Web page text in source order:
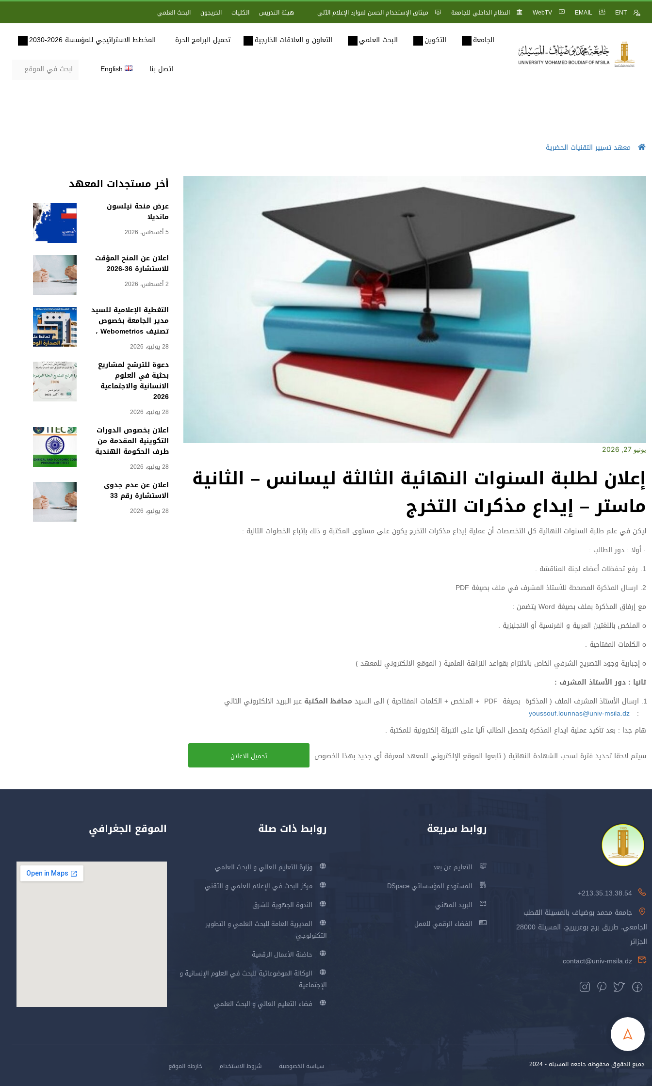
ENT
EMAIL
WebTV النظام الداخلي للجامعة ميثاق الإستخدام الحسن لموارد الإعلام الآلي هيئة التدريس الكليات الخريجون البحث العلمي
الجامعة التكوين البحث العلمي التعاون و العلاقات الخارجية تحميل البرامج الحرة المخطط الاستراتيجي للمؤسسة 2026-2030
اتصل بنا English
معهد تسيير التقنيات الحضرية
أخر مستجدات المعهد
عرض منحة نيلسون
مانديلا
5 أغسطس، 2026
اعلان عن المنح المؤقت
للاستشارة 36-2026
2 أغسطس، 2026
التغطية الإعلامية للسيد
مدير الجامعة بخصوص
تصنيف Webometrics ،
28 يوليو، 2026
دعوة للترشح لمشاريع
بحثية في العلوم
الانسانية والاجتماعية
2026
28 يوليو، 2026
اعلان بخصوص الدورات
التكوينية المقدمة من
طرف الحكومة الهندية
28 يوليو، 2026
اعلان عن عدم جدوى
الاستشارة رقم 33
28 يوليو، 2026
يونيو 27, 2026
إعلان لطلبة السنوات النهائية الثالثة ليسانس – الثانية
ماستر – إيداع مذكرات التخرج
ليكن في علم طلبة السنوات النهائية كل التخصصات أن عملية إيداع مذكرات التخرج يكون على مستوى المكتبة و ذلك بإتباع الخطوات التالية :
· أولا : دور الطالب :
1. رفع تحفظات أعضاء لجنة المناقشة .
2. ارسال المذكرة المصححة للأستاذ المشرف في ملف بصيغة PDF
مع إرفاق المذكرة بملف بصيغة Word يتضمن :
o الملخص باللغتين العربية و الفرنسية أو الانجليزية .
o الكلمات المفتاحية .
o إجبارية وجود التصريح الشرفي الخاص بالالتزام بقواعد النزاهة العلمية ( الموقع الالكتروني للمعهد )
ثانيا : دور الأستاذ المشرف :
ارسال الأستاذ المشرف الملف ( المذكرة بصيغة PDF + الملخص + الكلمات المفتاحية ) الى السيد
محافظ المكتبة عبر البريد الالكتروني التالي
:
youssouf.lounnas@univ-msila.dz
هام جدا : بعد تأكيد عملية ايداع المذكرة يتحصل الطالب آليا على التبرئة إلكترونية للمكتبة .
سيتم لاحقا تحديد فترة لسحب الشهادة النهائية ( تابعوا الموقع الإلكتروني للمعهد لمعرفة أي جديد بهذا الخصوص
تحميل الاعلان
213.35.13.38.54+
جامعة محمد بوضياف بالمسيلة القطب
الجامعي، طريق برج بوعريريج، المسيلة 28000
الجزائر
contact@univ-msila.dz
روابط سريعة
التعليم عن بعد
المستودع المؤسساتي DSpace
البريد المهني
الفضاء الرقمي للعمل
روابط ذات صلة
وزارة التعليم العالي و البحث العلمي
مركز البحث في الإعلام العلمي و التقني
الندوة الجهوية للشرق
المديرية العامة للبحث العلمي و التطوير
التكنولوجي
حاضنة الأعمال الرقمية
الوكالة الموضوعاتية للبحث في العلوم الإنسانية و
الإجتماعية
فضاء التعليم العالي و البحث العلمي
الموقع الجغرافي
جميع الحقوق محفوظة جامعة المسيلة - 2024 سياسة الخصوصية شروط الاستخدام خارطة الموقع